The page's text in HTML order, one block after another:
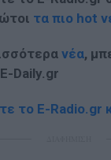
τα πιο hot
νέα,
Daily.gr
το E-Radio.gr